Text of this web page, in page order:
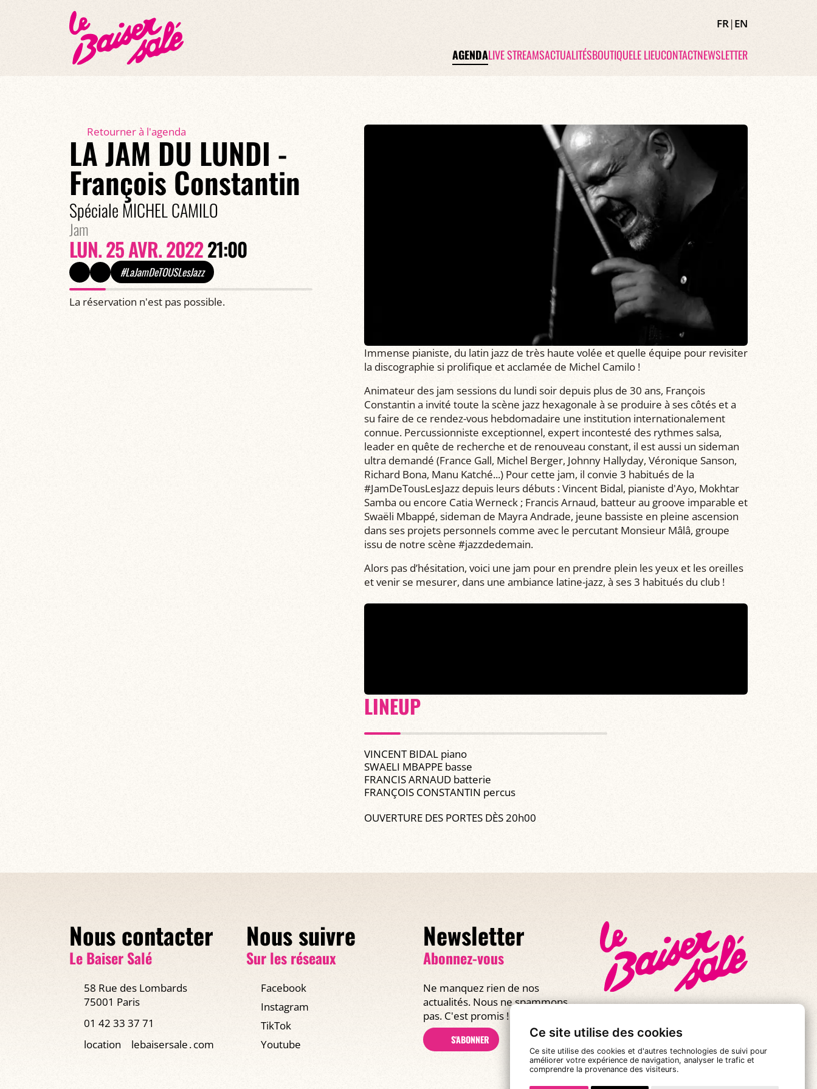
Ce site utilise des cookies
Ce site utilise des cookies et d'autres technologies de suivi pour
améliorer votre expérience de navigation, analyser le trafic et
comprendre la provenance des visiteurs.
FR|EN
AGENDALIVE STREAMSACTUALITÉSBOUTIQUELE LIEUCONTACTNEWSLETTER
Retourner à l'agenda
LA JAM DU LUNDI -
François Constantin
Spéciale MICHEL CAMILO
Jam
LUN. 25 AVR. 202221:00
#LaJamDeTOUSLesJazz
La réservation n'est pas possible.
Immense pianiste, du latin jazz de très haute volée et quelle équipe pour revisiter
la discographie si prolifique et acclamée de Michel Camilo !
Animateur des jam sessions du lundi soir depuis plus de 30 ans, François
Constantin a invité toute la scène jazz hexagonale à se produire à ses côtés et a
su faire de ce rendez-vous hebdomadaire une institution internationalement
connue. Percussionniste exceptionnel, expert incontesté des rythmes salsa,
leader en quête de recherche et de renouveau constant, il est aussi un sideman
ultra demandé (France Gall, Michel Berger, Johnny Hallyday, Véronique Sanson,
Richard Bona, Manu Katché...) Pour cette jam, il convie 3 habitués de la
#JamDeTousLesJazz depuis leurs débuts : Vincent Bidal, pianiste d'Ayo, Mokhtar
Samba ou encore Catia Werneck ; Francis Arnaud, batteur au groove imparable et
Swaëli Mbappé, sideman de Mayra Andrade, jeune bassiste en pleine ascension
dans ses projets personnels comme avec le percutant Monsieur Mâlâ, groupe
issu de notre scène #jazzdedemain.
Alors pas d’hésitation, voici une jam pour en prendre plein les yeux et les oreilles
et venir se mesurer, dans une ambiance latine-jazz, à ses 3 habitués du club !
LINEUP
VINCENT BIDAL piano
SWAELI MBAPPE basse
FRANCIS ARNAUD batterie
FRANÇOIS CONSTANTIN percus
OUVERTURE DES PORTES DÈS 20h00
Nous contacter
Le Baiser Salé
58 Rue des Lombards
75001 Paris
01 42 33 37 71
location
lebaisersale․com
Nous suivre
Sur les réseaux
Facebook
Instagram
TikTok
Youtube
Newsletter
Abonnez-vous
Ne manquez rien de nos
actualités. Nous ne spammons
pas. C'est promis !
S'ABONNER